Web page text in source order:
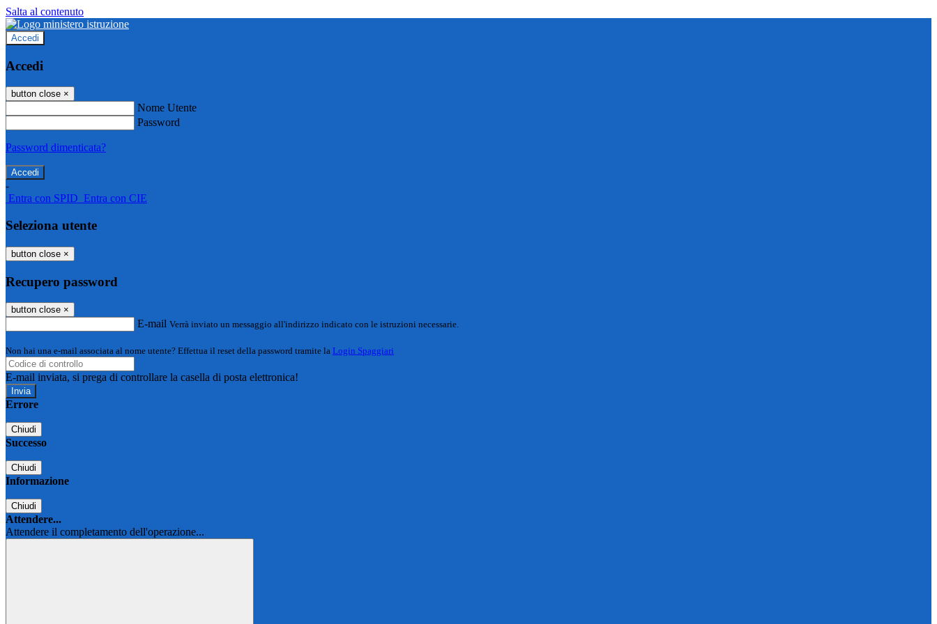
Salta al contenuto
Accedi
Accedi
button close ×
Nome Utente
Password
Password dimenticata?
-
Entra con SPID Entra con CIE
Seleziona utente
button close ×
Recupero password
button close ×
E-mail Verrà inviato un messaggio all'indirizzo indicato con le istruzioni necessarie.
Non hai una e-mail associata al nome utente? Effettua il reset della password tramite la Login Spaggiari
E-mail inviata, si prega di controllare la casella di posta elettronica!
Errore
Chiudi
Successo
Chiudi
Informazione
Chiudi
Attendere...
Attendere il completamento dell'operazione...